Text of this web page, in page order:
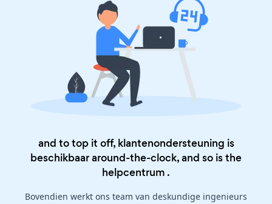
and to top it off, klantenondersteuning is
beschikbaar around-the-clock, and so is the
helpcentrum .
Bovendien werkt ons team van deskundige ingenieurs